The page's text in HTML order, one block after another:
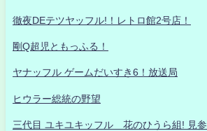
徹夜DEテツヤッフル!！レトロ館2号店！
剛Q超児ともっふる！
ヤナッフル ゲームだいすき6！放送局
ヒウラー総統の野望
三代目 ユキユキッフル 花のひうら組! 見参